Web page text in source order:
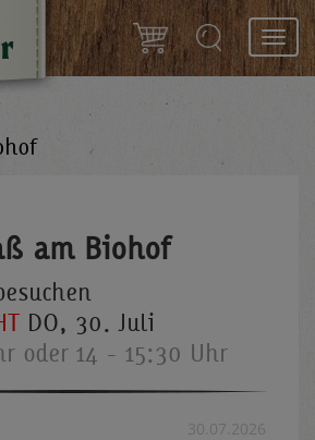
am Biohof
DO, 30. Juli
oder 14 - 15:30 Uhr
30.07.2026